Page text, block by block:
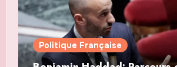
Politique Française